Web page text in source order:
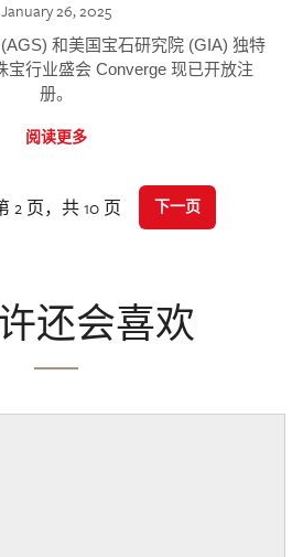
January 26, 2025
和美国宝石研究院 (GIA) 独特
宝行业盛会 Converge 现已开放注
册。
阅读更多
2 页，共 10 页 下一页
还会喜欢